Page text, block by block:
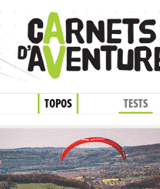
TOPOS TESTS